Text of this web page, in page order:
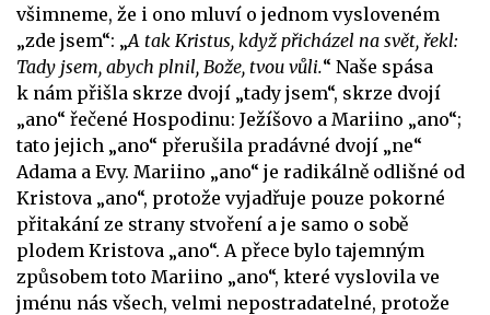
všimneme, že i ono mluví o jednom vysloveném
„zde jsem“: „A tak Kristus, když přicházel na svět, řekl:
Tady jsem, abych plnil, Bože, tvou vůli.“ Naše spása
k nám přišla skrze dvojí „tady jsem“, skrze dvojí
„ano“ řečené Hospodinu: Ježíšovo a Mariino „ano“;
tato jejich „ano“ přerušila pradávné dvojí „ne“
Adama a Evy. Mariino „ano“ je radikálně odlišné od
Kristova „ano“, protože vyjadřuje pouze pokorné
přitakání ze strany stvoření a je samo o sobě
plodem Kristova „ano“. A přece bylo tajemným
způsobem toto Mariino „ano“, které vyslovila ve
jménu nás všech, velmi nepostradatelné, protože